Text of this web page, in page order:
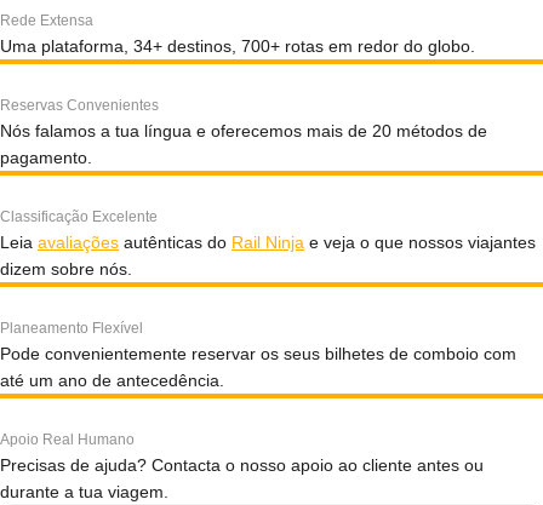
Rede Extensa
Uma plataforma, 34+ destinos, 700+ rotas em redor do globo.
Reservas Convenientes
Nós falamos a tua língua e oferecemos mais de 20 métodos de
pagamento.
Classificação Excelente
Leia avaliações autênticas do Rail Ninja e veja o que nossos viajantes
dizem sobre nós.
Planeamento Flexível
Pode convenientemente reservar os seus bilhetes de comboio com
até um ano de antecedência.
Apoio Real Humano
Precisas de ajuda? Contacta o nosso apoio ao cliente antes ou
durante a tua viagem.